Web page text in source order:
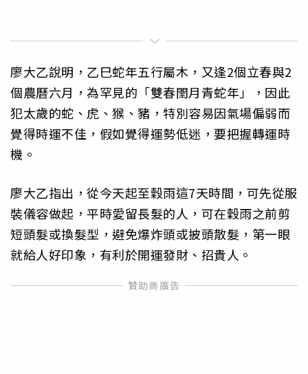
廖大乙說明，乙巳蛇年五行屬木，又逢2個立春與2
個農曆六月，為罕見的「雙春閏月青蛇年」，因此
犯太歲的蛇、虎、猴、豬，特別容易因氣場偏弱而
覺得時運不佳，假如覺得運勢低迷，要把握轉運時
機。
廖大乙指出，從今天起至穀雨這7天時間，可先從服
裝儀容做起，平時愛留長髮的人，可在穀雨之前剪
短頭髮或換髮型，避免爆炸頭或披頭散髮，第一眼
就給人好印象，有利於開運發財、招貴人。